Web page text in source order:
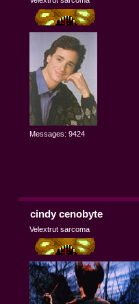
Messages: 9424
cindy cenobyte
Velextrut sarcoma